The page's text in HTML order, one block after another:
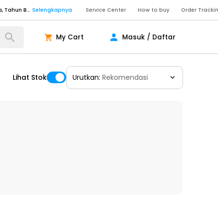
Senin - Sabtu (09:00-20:00), Minggu/Libur Nasional (10:00-18:00), Tutup pada Idul Fitri, Idul Adha, Tahun Baru Selengkapnya
Service Center How to buy Order
My Cart Masuk / Daftar
Lihat Stok Urutkan: Rekomendasi